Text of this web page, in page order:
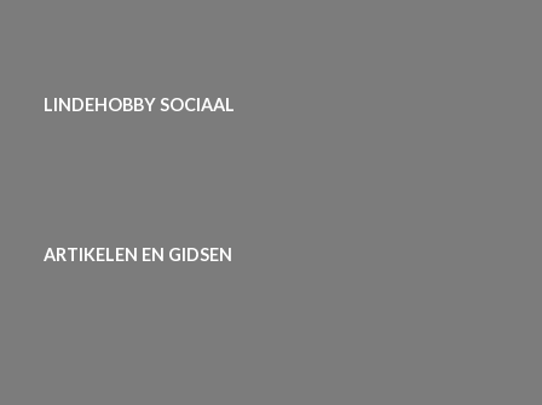
LINDEHOBBY SOCIAAL
ARTIKELEN EN GIDSEN